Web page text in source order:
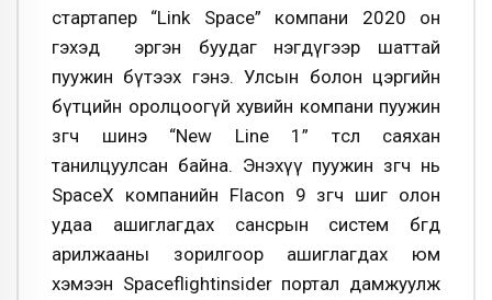
стартапер “Link Space” компани 2020 он
гэхэд эргэн буудаг нэгдүгээр шаттай
пуужин бүтээх гэнэ. Улсын болон цэргийн
бүтцийн оролцоогүй хувийн компани пуужин
зөөгч шинэ “New Line 1” төслөө саяхан
танилцуулсан байна. Энэхүү пуужин зөөгч нь
SpaceX компанийн Flacon 9 зөөгч шиг олон
удаа ашиглагдах сансрын систем бөгөөд
арилжааны зорилгоор ашиглагдах юм
хэмээн Spaceflightinsider портал дамжуулж